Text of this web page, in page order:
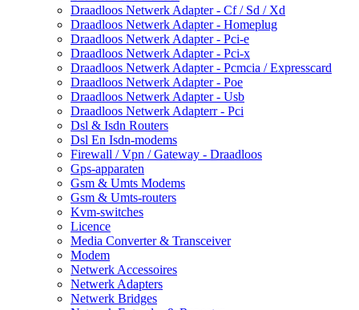
Draadloos Netwerk Adapter - Cf / Sd / Xd
Draadloos Netwerk Adapter - Homeplug
Draadloos Netwerk Adapter - Pci-e
Draadloos Netwerk Adapter - Pci-x
Draadloos Netwerk Adapter - Pcmcia / Expresscard
Draadloos Netwerk Adapter - Poe
Draadloos Netwerk Adapter - Usb
Draadloos Netwerk Adapterr - Pci
Dsl & Isdn Routers
Dsl En Isdn-modems
Firewall / Vpn / Gateway - Draadloos
Gps-apparaten
Gsm & Umts Modems
Gsm & Umts-routers
Kvm-switches
Licence
Media Converter & Transceiver
Modem
Netwerk Accessoires
Netwerk Adapters
Netwerk Bridges